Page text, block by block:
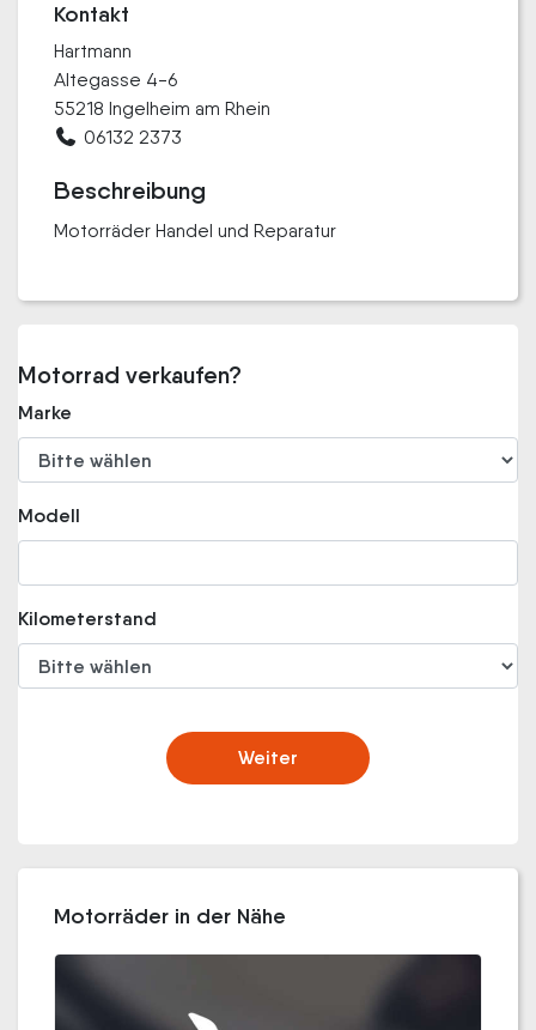
Kontakt
Hartmann
Altegasse 4-6
55218 Ingelheim am Rhein
06132 2373
Beschreibung
Motorräder Handel und Reparatur
Motorrad verkaufen?
Marke
Modell
Kilometerstand
Weiter
Motorräder in der Nähe